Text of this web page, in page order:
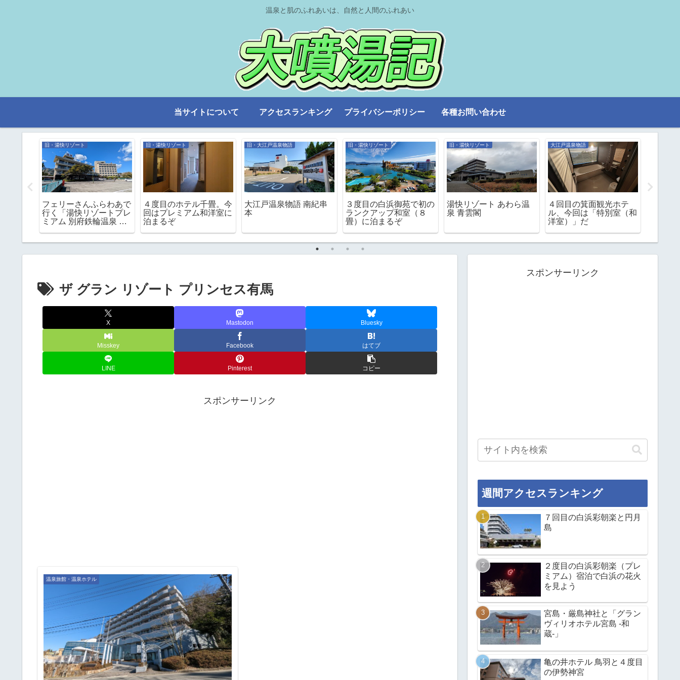
温泉と肌のふれあいは、自然と人間のふれあい
当サイトについて アクセスランキング プライバシーポリシー 各種お問い合わせ
旧・湯快リゾート
フェリーさんふらわあで
行く「湯快リゾートプレ
ミアム 別府鉄輪温泉 ホ
旧・湯快リゾート
４度目のホテル千畳。今
回はプレミアム和洋室に
泊まるぞ
旧・大江戸温泉物語
大江戸温泉物語 南紀串
本
旧・湯快リゾート
３度目の白浜御苑で初の
ランクアップ和室（８
畳）に泊まるぞ
旧・湯快リゾート
湯快リゾート あわら温
泉 青雲閣
大江戸温泉物語
４回目の箕面観光ホテ
ル、今回は「特別室（和
洋室）」だ
ザ グラン リゾート プリンセス有馬
X Mastodon Bluesky
Misskey Facebook はてブ
LINE Pinterest コピー
スポンサーリンク
温泉旅館・温泉ホテル
スポンサーリンク
週間アクセスランキング
７回目の白浜彩朝楽と円月
島
２度目の白浜彩朝楽（プレ
ミアム）宿泊で白浜の花火
を見よう
宮島・厳島神社と「グラン
ヴィリオホテル宮島 -和
蔵-」
亀の井ホテル 鳥羽と４度目
の伊勢神宮